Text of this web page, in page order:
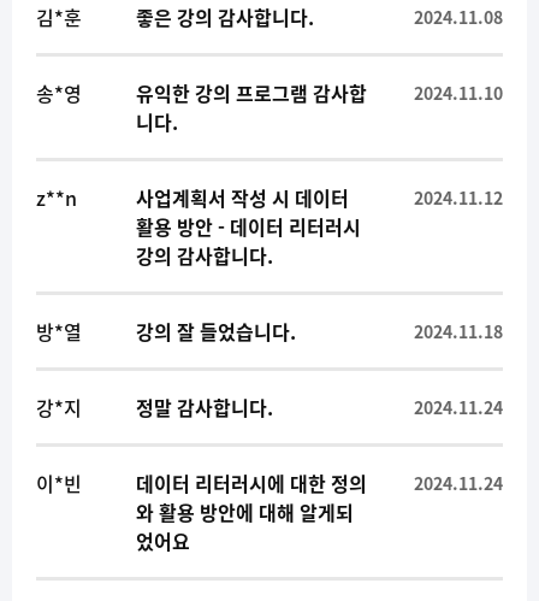
김*훈 좋은 강의 감사합니다. 2024.11.08
송*영
유익한 강의 프로그램 감사합
니다.
2024.11.10
z**n
사업계획서 작성 시 데이터
활용 방안 - 데이터 리터러시
강의 감사합니다.
2024.11.12
방*열 강의 잘 들었습니다. 2024.11.18
강*지 정말 감사합니다. 2024.11.24
이*빈
데이터 리터러시에 대한 정의
와 활용 방안에 대해 알게되
었어요
2024.11.24